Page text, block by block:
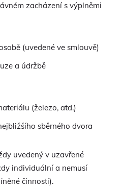
zacházení s výplněmi
(uvedené ve smlouvě)
a údržbě
(železo, atd.)
sběrného dvora
uvedený v uzavřené
individuální a nemusí
činnosti).